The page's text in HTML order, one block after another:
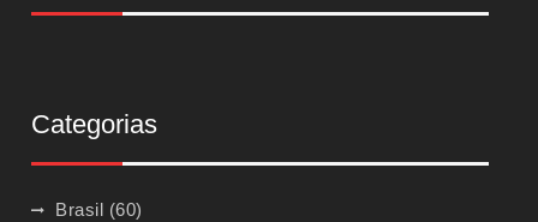
Categorias
Brasil (60)